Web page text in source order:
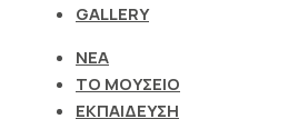
GALLERY
ΝΕΑ
ΤΟ ΜΟΥΣΕΙΟ
ΕΚΠΑΙΔΕΥΣΗ